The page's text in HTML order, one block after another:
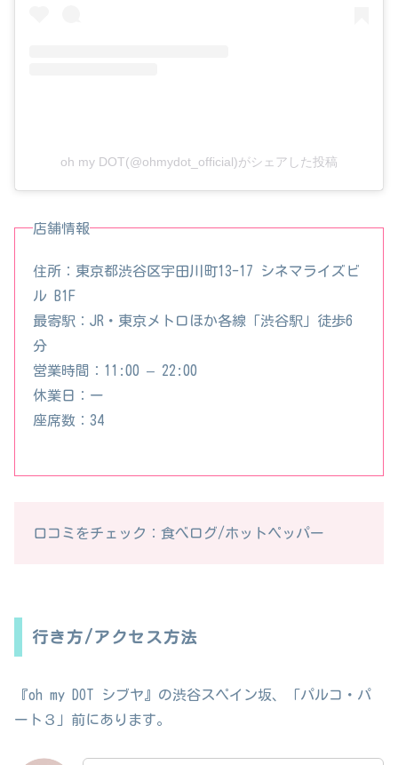
oh my DOT(@ohmydot_official)がシェアした投稿
店舗情報
住所：東京都渋谷区宇田川町13-17 シネマライズビ
ル B1F
最寄駅：JR・東京メトロほか各線「渋谷駅」徒歩6
分
営業時間：11:00 – 22:00
休業日：ー
座席数：34
口コミをチェック：食べログ/ホットペッパー
行き方/アクセス方法
『oh my DOT シブヤ』の渋谷スペイン坂、「パルコ・パ
ート３」前にあります。